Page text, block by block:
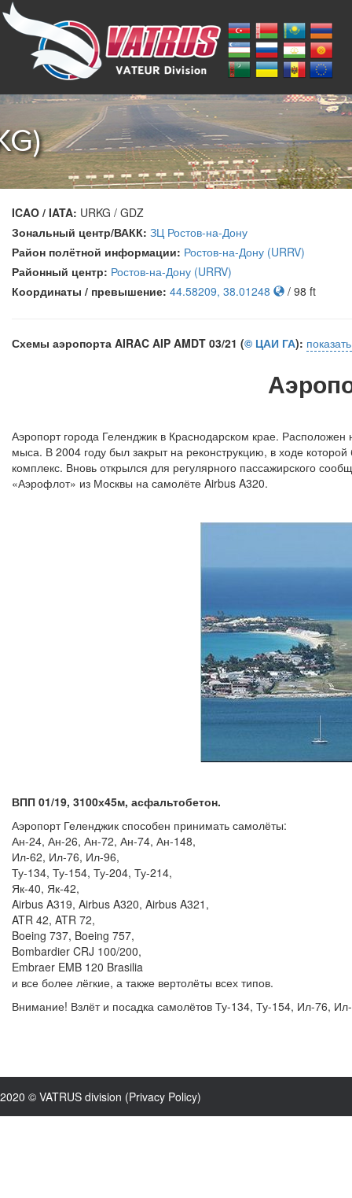
ICAO / IATA: URKG / GDZ
Зональный центр/ВАКК: ЗЦ Ростов-на-Дону
Район полётной информации: Ростов-на-Дону (URRV)
Районный центр: Ростов-на-Дону (URRV)
Координаты / превышение: 44.58209, 38.01248 / 98 ft
Схемы аэропорта AIRAC AIP AMDT 03/21 (© ЦАИ ГА):
Аэропорт города Геленджик в Краснодарском крае.
мыса. В 2004 году был закрыт на реконструкцию, в ходе
комплекс. Вновь открылся для регулярного пассажирского
«Аэрофлот» из Москвы на самолёте Airbus A320.
ВПП 01/19, 3100х45м, асфальтобетон.
Аэропорт Геленджик способен принимать самолёты:
Ан-24, Ан-26, Ан-72, Ан-74, Ан-148,
Ил-62, Ил-76, Ил-96,
Ту-134, Ту-154, Ту-204, Ту-214,
Як-40, Як-42,
Airbus A319, Airbus A320, Airbus A321,
ATR 42, ATR 72,
Boeing 737, Boeing 757,
Bombardier CRJ 100/200,
Embraer EMB 120 Brasilia
и все более лёгкие, а также вертолёты всех типов.
Внимание! Взлёт и посадка самолётов Ту-134, Ту-154, Ил-76,
2020 © VATRUS division (Privacy Policy)